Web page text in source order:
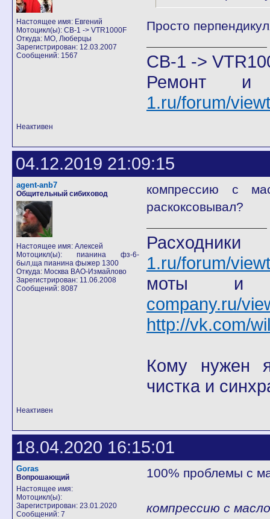
Настоящее имя: Евгений
Мотоцикл(ы): CB-1 -> VTR1000F
Откуда: МО, Люберцы
Зарегистрирован: 12.03.2007
Сообщений: 1567
Просто
CB-1 ->
Ремонт и
1.ru/forum/
Неактивен
04.12.2019 21:09:15
agent-anb7
Общительный сибиховод
Настоящее имя: Алексей
Мотоцикл(ы): пианина фз-6-
был,ща пианина фыжер 1300
Откуда: Москва ВАО-Измайлово
Зарегистрирован: 11.06.2008
Сообщений: 8087
компрессию с
раскоксовывал?
1.ru/forum/
company.ru/
http://vk.com/
Кому нужен
чистка и
Неактивен
18.04.2020 16:15:01
Goras
Вопрошающий
Настоящее имя:
Мотоцикл(ы):
Зарегистрирован: 23.01.2020
Сообщений: 7
100% проблемы с
компрессию с